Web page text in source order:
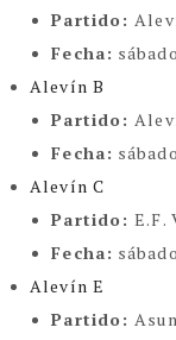
Partido:
Fecha:
Alevín B
Partido:
Fecha:
Alevín C
Partido:E.F.
Fecha:
Alevín E
Partido: